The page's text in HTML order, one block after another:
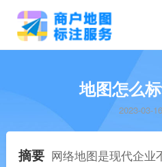
地图怎么
2023-03-
摘要 网络地图是现代企业